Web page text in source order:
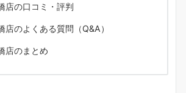
店の口コミ・評判
店のよくある質問（Q&A）
店のまとめ